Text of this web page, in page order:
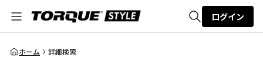
全体検索
ログイン
ホーム 詳細検索